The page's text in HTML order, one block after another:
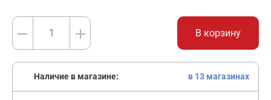
В корзину
Наличие в магазине: в 13 магазинах